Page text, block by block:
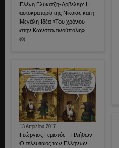
Ελένη Γλύκατζη-Αρβελέρ: Η
αυτοκρατορία της Νίκαιας και η
Μεγάλη Ιδέα «Του χρόνου
στην Κωνσταντινούπολη»
(0)
13 Απριλίου 2017
Γεώργιος Γεμιστός – Πλήθων:
Ο τελευταίος των Ελλήνων